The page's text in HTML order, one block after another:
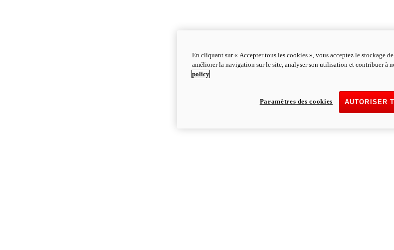
En cliquant sur « Accepter tous les cookies », vous acceptez le stockage
améliorer la navigation sur le site, analyser son utilisation et contribuer à
policy
AUTORISER
Paramètres des cookies